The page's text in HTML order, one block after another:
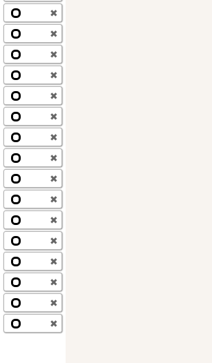
✖
✖
✖
✖
✖
✖
✖
✖
✖
✖
✖
✖
✖
✖
✖
✖